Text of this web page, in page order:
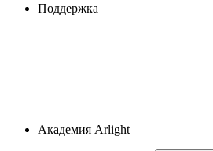
Поддержка
Академия Arlight